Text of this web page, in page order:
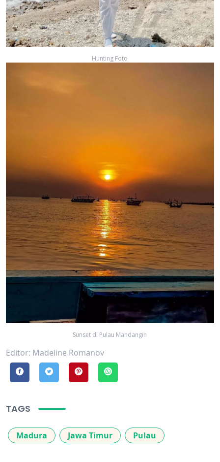
Hunting Foto
Sunset di Pulau Mandangin
Editor: Madeline Romanov
TAGS
Madura Jawa Timur Pulau